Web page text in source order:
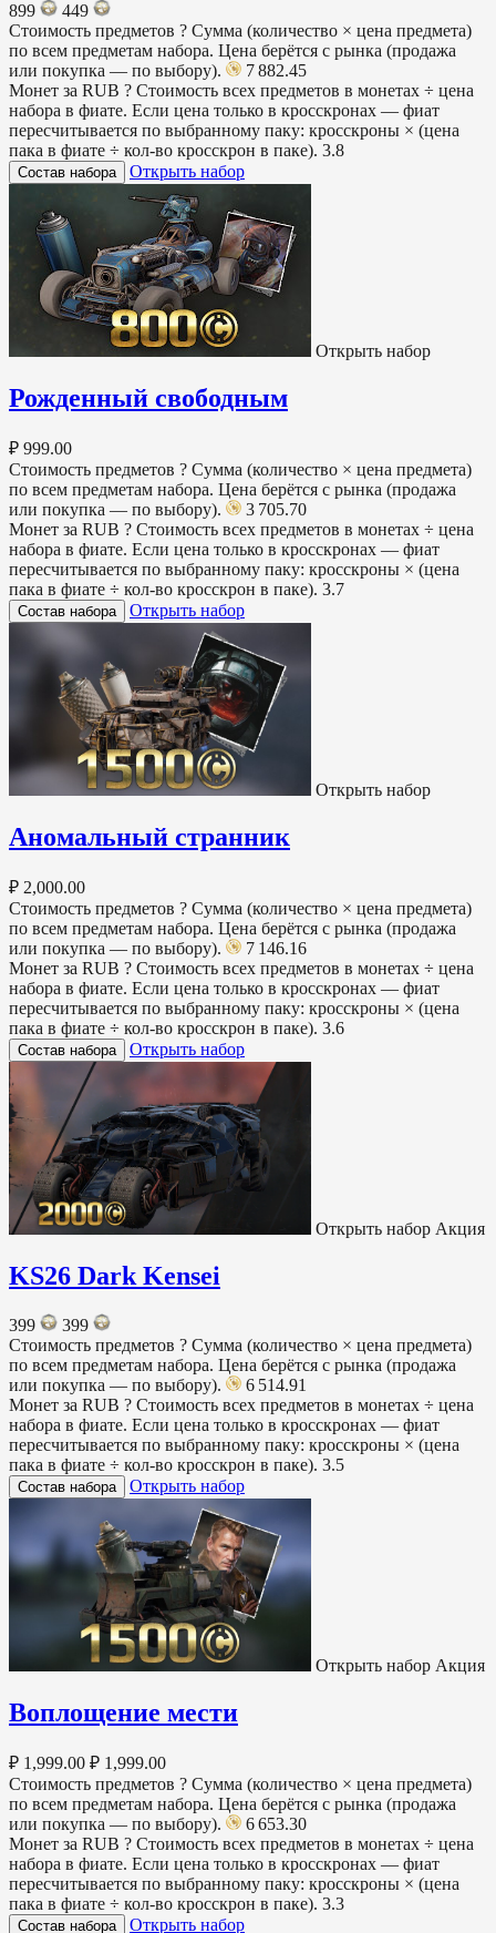
899
449
Стоимость предметов ? Сумма (количество × цена предмета)
по всем предметам набора. Цена берётся с рынка (продажа
или покупка — по выбору).
7 882.45
Монет за RUB ? Стоимость всех предметов в монетах ÷ цена
набора в фиате. Если цена только в кросскронах — фиат
пересчитывается по выбранному паку: кросскроны × (цена
пака в фиате ÷ кол-во кросскрон в паке). 3.8
Состав набора Открыть набор
Открыть набор
Рожденный свободным
₽ 999.00
Стоимость предметов ? Сумма (количество × цена предмета)
по всем предметам набора. Цена берётся с рынка (продажа
или покупка — по выбору).
3 705.70
Монет за RUB ? Стоимость всех предметов в монетах ÷ цена
набора в фиате. Если цена только в кросскронах — фиат
пересчитывается по выбранному паку: кросскроны × (цена
пака в фиате ÷ кол-во кросскрон в паке). 3.7
Состав набора Открыть набор
Открыть набор
Аномальный странник
₽ 2,000.00
Стоимость предметов ? Сумма (количество × цена предмета)
по всем предметам набора. Цена берётся с рынка (продажа
или покупка — по выбору).
7 146.16
Монет за RUB ? Стоимость всех предметов в монетах ÷ цена
набора в фиате. Если цена только в кросскронах — фиат
пересчитывается по выбранному паку: кросскроны × (цена
пака в фиате ÷ кол-во кросскрон в паке). 3.6
Состав набора Открыть набор
Открыть набор Акция
KS26 Dark Kensei
399
399
Стоимость предметов ? Сумма (количество × цена предмета)
по всем предметам набора. Цена берётся с рынка (продажа
или покупка — по выбору).
6 514.91
Монет за RUB ? Стоимость всех предметов в монетах ÷ цена
набора в фиате. Если цена только в кросскронах — фиат
пересчитывается по выбранному паку: кросскроны × (цена
пака в фиате ÷ кол-во кросскрон в паке). 3.5
Состав набора Открыть набор
Открыть набор Акция
Воплощение мести
₽ 1,999.00 ₽ 1,999.00
Стоимость предметов ? Сумма (количество × цена предмета)
по всем предметам набора. Цена берётся с рынка (продажа
или покупка — по выбору).
6 653.30
Монет за RUB ? Стоимость всех предметов в монетах ÷ цена
набора в фиате. Если цена только в кросскронах — фиат
пересчитывается по выбранному паку: кросскроны × (цена
пака в фиате ÷ кол-во кросскрон в паке). 3.3
Состав набора Открыть набор